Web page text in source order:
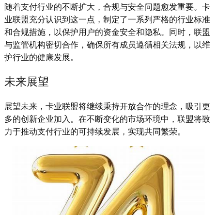
随着支付行业的不断扩大，合规与安全问题愈发重要。卡
业联盟充分认识到这一点，制定了一系列严格的行业标准
和合规措施，以保护用户的资金安全和隐私。同时，联盟
与监管机构密切合作，确保所有成员遵循相关法规，以维
护行业的健康发展。
未来展望
展望未来，卡业联盟将继续秉持开放合作的理念，吸引更
多的创新企业加入。在不断变化的市场环境中，联盟将致
力于推动支付行业的可持续发展，实现共同繁荣。